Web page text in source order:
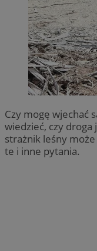
Czy mogę wjechać
wiedzieć, czy droga
strażnik leśny może
te i inne pytania.